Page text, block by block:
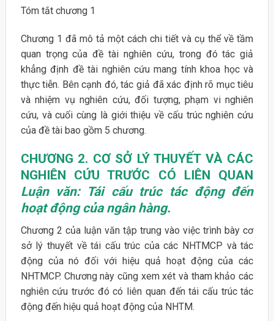
Tóm tắt chương 1
Chương 1 đã mô tả một cách chi tiết và cụ thể về tầm
quan trọng của đề tài nghiên cứu, trong đó tác giả
khẳng định đề tài nghiên cứu mang tính khoa học và
thực tiễn. Bên cạnh đó, tác giả đã xác định rõ mục tiêu
và nhiệm vụ nghiên cứu, đối tượng, phạm vi nghiên
cứu, và cuối cùng là giới thiệu về cấu trúc nghiên cứu
của đề tài bao gồm 5 chương.
CHƯƠNG 2. CƠ SỞ LÝ THUYẾT VÀ CÁC
NGHIÊN CỨU TRƯỚC CÓ LIÊN QUAN
Luận văn: Tái cấu trúc tác động đến
hoạt động của ngân hàng.
Chương 2 của luận văn tập trung vào việc trình bày cơ
sở lý thuyết về tái cấu trúc của các NHTMCP và tác
động của nó đối với hiệu quả hoạt động của các
NHTMCP. Chương này cũng xem xét và tham khảo các
nghiên cứu trước đó có liên quan đến tái cấu trúc tác
động đến hiệu quả hoạt động của NHTM.